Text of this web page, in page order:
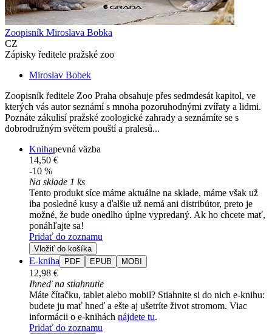
Zoopisník Miroslava Bobka
CZ
Zápisky ředitele pražské zoo
Miroslav Bobek
Zoopisník ředitele Zoo Praha obsahuje přes sedmdesát kapitol, ve
kterých vás autor seznámí s mnoha pozoruhodnými zvířaty a lidmi.
Poznáte zákulisí pražské zoologické zahrady a seznámíte se s
dobrodružným světem pouští a pralesů...
Knihapevná väzba
14,50 €
-10 %
Na sklade 1 ks
Tento produkt síce máme aktuálne na sklade, máme však už
iba posledné kusy a ďalšie už nemá ani distribútor, preto je
možné, že bude onedlho úplne vypredaný. Ak ho chcete mať,
ponáhľajte sa!
Pridať do zoznamu
Vložiť do košíka
E-kniha PDF EPUB MOBI
12,98 €
Ihneď na stiahnutie
Máte čítačku, tablet alebo mobil? Stiahnite si do nich e-knihu:
budete ju mať hneď a ešte aj ušetríte život stromom. Viac
informácii o e-knihách nájdete tu.
Pridať do zoznamu